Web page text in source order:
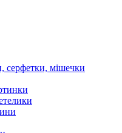
серфетки, мішечки